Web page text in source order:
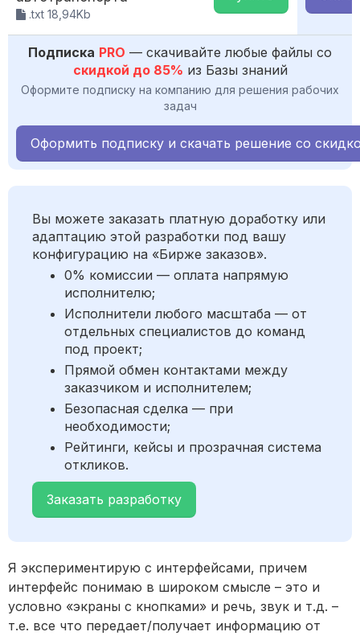
.txt 18,94Kb
Подписка PRO — скачивайте любые файлы со
скидкой до 85% из Базы знаний
Оформите подписку на компанию для решения рабочих
задач
Оформить подписку и скачать решение со
Вы можете заказать платную доработку или
адаптацию этой разработки под вашу
конфигурацию на «Бирже заказов».
0% комиссии — оплата напрямую
исполнителю;
Исполнители любого масштаба — от
отдельных специалистов до команд
под проект;
Прямой обмен контактами между
заказчиком и исполнителем;
Безопасная сделка — при
необходимости;
Рейтинги, кейсы и прозрачная система
откликов.
Заказать разработку
Я экспериментирую с интерфейсами, причем
интерфейс понимаю в широком смысле – это и
условно «экраны с кнопками» и речь, звук и т.д. –
т.е. все что передает/получает информацию от